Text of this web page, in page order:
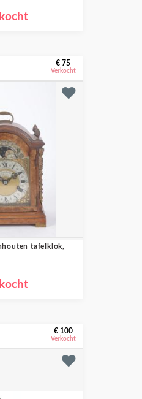
€ 75
Verkocht
tafelklok,
€ 100
Verkocht